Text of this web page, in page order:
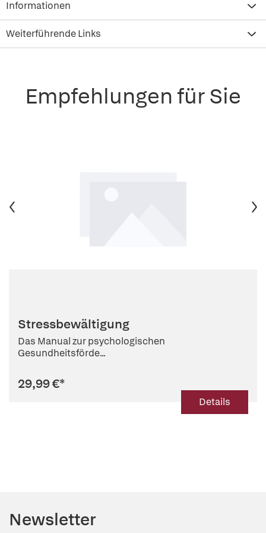
Informationen
Weiterführende Links
Empfehlungen für Sie
Stressbewältigung
Das Manual zur psychologischen
Gesundheitsförde...
29,99 €*
Details
Newsletter